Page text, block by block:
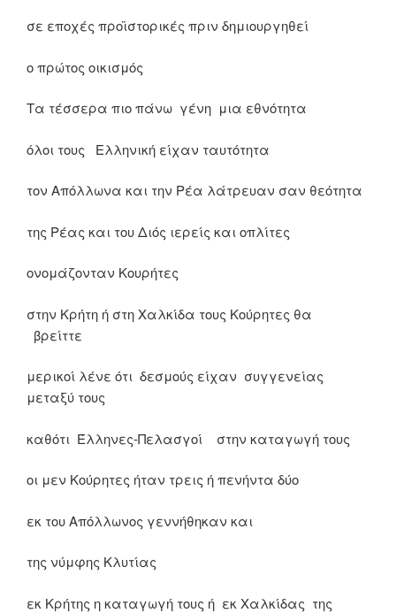
σε εποχές προϊστορικές πριν δημιουργηθεί
ο πρώτος οικισμός
Τα τέσσερα πιο πάνω γένη μια εθνότητα
όλοι τους Ελληνική είχαν ταυτότητα
τον Απόλλωνα και την Ρέα λάτρευαν σαν θεότητα
της Ρέας και του Διός ιερείς και οπλίτες
ονομάζονταν Κουρήτες
στην Κρήτη ή στη Χαλκίδα τους Κούρητες θα
βρείττε
μερικοί λένε ότι δεσμούς είχαν συγγενείας
μεταξύ τους
καθότι Έλληνες-Πελασγοί στην καταγωγή τους
οι μεν Κούρητες ήταν τρεις ή πενήντα δύο
εκ του Απόλλωνος γεννήθηκαν και
της νύμφης Κλυτίας
εκ Κρήτης η καταγωγή τους ή εκ Χαλκίδας της